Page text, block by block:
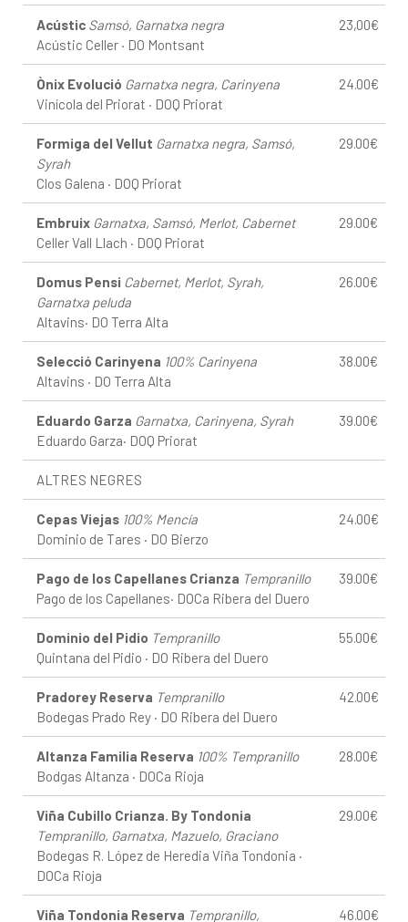
Acústic Samsó, Garnatxa negra
Acústic Celler · DO Montsant
23,00€
Ònix Evolució Garnatxa negra, Carinyena
Vinícola del Priorat · DOQ Priorat
24.00€
Formiga del Vellut Garnatxa negra, Samsó,
Syrah
Clos Galena · DOQ Priorat
29.00€
Embruix Garnatxa, Samsó, Merlot, Cabernet
Celler Vall Llach · DOQ Priorat
29.00€
Domus Pensi Cabernet, Merlot, Syrah,
Garnatxa peluda
Altavins· DO Terra Alta
26.00€
Selecció Carinyena 100% Carinyena
Altavins · DO Terra Alta
38.00€
Eduardo Garza Garnatxa, Carinyena, Syrah
Eduardo Garza· DOQ Priorat
39.00€
ALTRES NEGRES
Cepas Viejas 100% Mencía
Dominio de Tares · DO Bierzo
24.00€
Pago de los Capellanes Crianza Tempranillo
Pago de los Capellanes· DOCa Ribera del Duero
39.00€
Dominio del Pidio Tempranillo
Quintana del Pidio · DO Ribera del Duero
55.00€
Pradorey Reserva Tempranillo
Bodegas Prado Rey · DO Ribera del Duero
42.00€
Altanza Familia Reserva 100% Tempranillo
Bodgas Altanza · DOCa Rioja
28.00€
Viña Cubillo Crianza. By Tondonia
Tempranillo, Garnatxa, Mazuelo, Graciano
Bodegas R. López de Heredia Viña Tondonia ·
DOCa Rioja
29.00€
Viña Tondonia Reserva Tempranillo, 46.00€